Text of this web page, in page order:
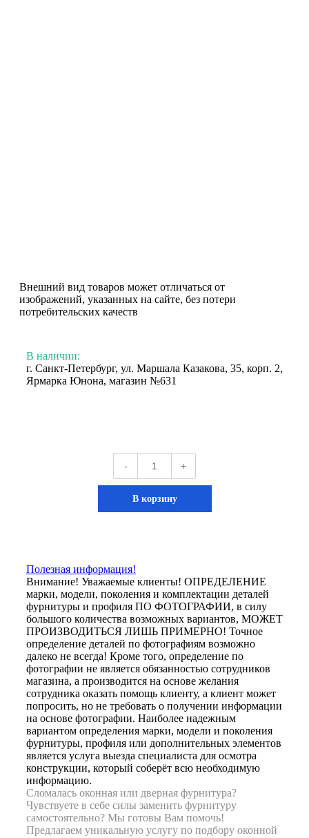
Внешний вид товаров может отличаться от
изображений, указанных на сайте, без потери
потребительских качеств
В наличии:
г. Санкт-Петербург, ул. Маршала Казакова, 35, корп. 2,
Ярмарка Юнона, магазин №631
- +
В корзину
Полезная информация!
Внимание! Уважаемые клиенты! ОПРЕДЕЛЕНИЕ
марки, модели, поколения и комплектации деталей
фурнитуры и профиля ПО ФОТОГРАФИИ, в силу
большого количества возможных вариантов, МОЖЕТ
ПРОИЗВОДИТЬСЯ ЛИШЬ ПРИМЕРНО! Точное
определение деталей по фотографиям возможно
далеко не всегда! Кроме того, определение по
фотографии не является обязанностью сотрудников
магазина, а производится на основе желания
сотрудника оказать помощь клиенту, а клиент может
попросить, но не требовать о получении информации
на основе фотографии. Наиболее надежным
вариантом определения марки, модели и поколения
фурнитуры, профиля или дополнительных элементов
является услуга выезда специалиста для осмотра
конструкции, который соберёт всю необходимую
информацию.
Сломалась оконная или дверная фурнитура?
Чувствуете в себе силы заменить фурнитуру
самостоятельно? Мы готовы Вам помочь!
Предлагаем уникальную услугу по подбору оконной